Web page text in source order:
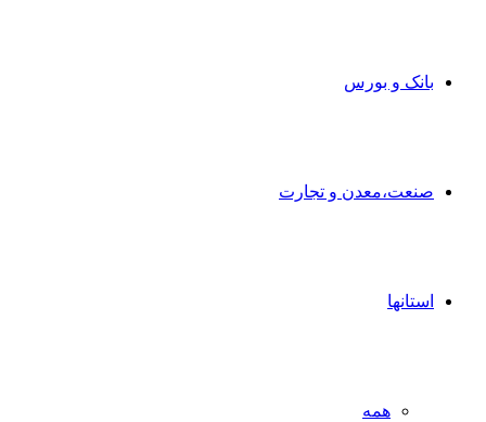
بانک و بورس
صنعت،معدن و تجارت
استانها
همه